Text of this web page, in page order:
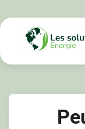
to
content